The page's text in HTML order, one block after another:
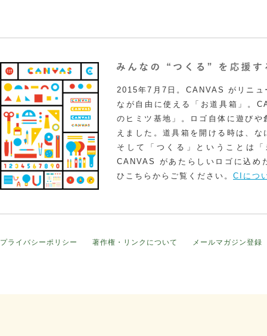
2015年7月7日。CANVAS がリニュ
なが自由に使える「お道具箱」。
のヒミツ基地」。ロゴ自体に遊び
えました。道具箱を開ける時は、
そして「つくる」ということは
CANVAS があたらしいロゴに込め
ひこちらからご覧ください。 CIにつ
プライバシーポリシー 著作権・リンクについて メールマガジン登録